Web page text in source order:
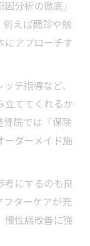
探すポイン
を徹底解説
たい注意点
まとめ
ータルケア
有効な理由
発防止術
分析の徹底」
例えば問診や触
にアプローチす
チ指導など、
立ててくれるか
骨院では「保険
ーダーメイド施
考にするのも良
フターケアが充
慢性痛改善に強